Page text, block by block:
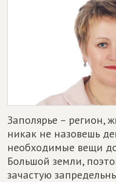
Заполярье – регион,
никак не назовешь
необходимые вещи
Большой земли,
зачастую